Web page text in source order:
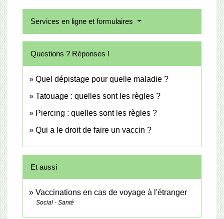
Services en ligne et formulaires
Questions ? Réponses !
Quel dépistage pour quelle maladie ?
Tatouage : quelles sont les règles ?
Piercing : quelles sont les règles ?
Qui a le droit de faire un vaccin ?
Et aussi
Vaccinations en cas de voyage à l'étranger
Social - Santé